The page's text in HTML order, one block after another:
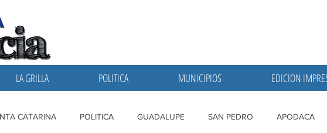
LA GRILLA POLITICA MUNICIPIOS EDICION
CATARINA POLITICA GUADALUPE SAN PEDRO APODACA